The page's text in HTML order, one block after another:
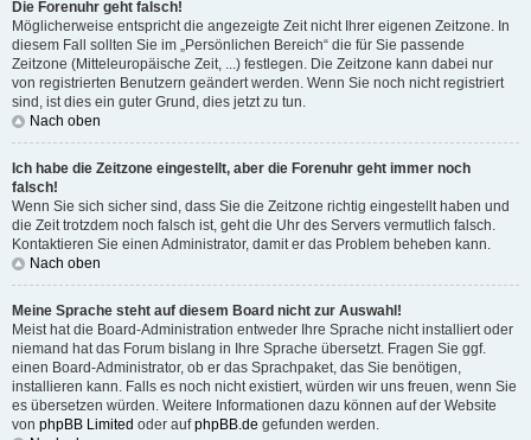
Die Forenuhr geht falsch!
Möglicherweise entspricht die angezeigte Zeit nicht Ihrer eigenen Zeitzone. In
diesem Fall sollten Sie im „Persönlichen Bereich“ die für Sie passende
Zeitzone (Mitteleuropäische Zeit, ...) festlegen. Die Zeitzone kann dabei nur
von registrierten Benutzern geändert werden. Wenn Sie noch nicht registriert
sind, ist dies ein guter Grund, dies jetzt zu tun.
Nach oben
Ich habe die Zeitzone eingestellt, aber die Forenuhr geht immer noch
falsch!
Wenn Sie sich sicher sind, dass Sie die Zeitzone richtig eingestellt haben und
die Zeit trotzdem noch falsch ist, geht die Uhr des Servers vermutlich falsch.
Kontaktieren Sie einen Administrator, damit er das Problem beheben kann.
Nach oben
Meine Sprache steht auf diesem Board nicht zur Auswahl!
Meist hat die Board-Administration entweder Ihre Sprache nicht installiert oder
niemand hat das Forum bislang in Ihre Sprache übersetzt. Fragen Sie ggf.
einen Board-Administrator, ob er das Sprachpaket, das Sie benötigen,
installieren kann. Falls es noch nicht existiert, würden wir uns freuen, wenn Sie
es übersetzen würden. Weitere Informationen dazu können auf der Website
von phpBB Limited oder aufphpBB.de gefunden werden.